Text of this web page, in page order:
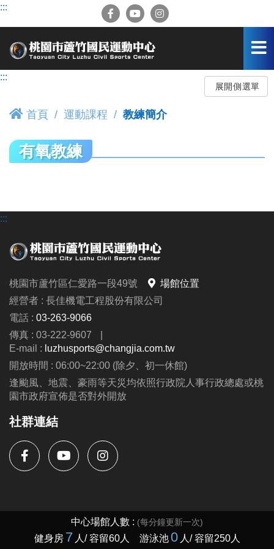
跳
容
:::
:::
展開側選單
首頁 運動課程 教練簡介
有氧教練
:::
桃園市蘆竹區仁愛路一段49號
場館位置
經營者 : 長佳機電工程股份有限公司
電話 : 03-263-9066
傳真 : 03-222-9607
E-mail : luzhusports@changjia.com.tw
開放時間 : 06:00~22:00 (除夕、初一休館)
逢颱風、地震、豪雨等天災均依照行政院人事行政總處或桃
園市政府宣佈是否對外開放
社群連結